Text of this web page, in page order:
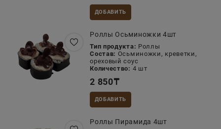
ДОБАВИТЬ
Роллы Осьминожки 4шт
Тип продукта: Роллы
Состав: Осьминожки, креветки,
ореховый соус
Количество: 4 шт
2 850₸
ДОБАВИТЬ
Роллы Пирамида 4шт